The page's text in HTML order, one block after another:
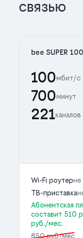
связью
bee SUPER
100мбит/с
700минут
221каналов
Wi-Fi роутерне
ТВ-приставка
Абонентская
составит 510
руб./мес.
850 руб/мес